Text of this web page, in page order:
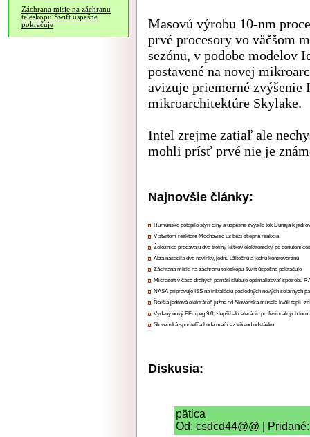
Záchrana misie na záchranu
teleskopu Swift úspešne
pokračuje
Masovú výrobu 10-nm
prvé procesory vo väčšom
sezónu, v podobe modelov
postavené na novej
avizuje priemerné zvýšenie
mikroarchitektúre Skylake.
Intel zrejme zatiaľ ale
mohli prísť prvé nie je
Najnovšie články:
Rumunsko potopilo štyri člny a úspešne zvýšilo tok Dunaja k
V štvrtom reaktore Mochoviec už beží štiepna reakcia
Železnice predávajú dve tretiny lístkov elektronicky, po donútení
Alza nasadila dve novinky, jednu užitočnú a jednu kontroverznú
Záchrana misie na záchranu teleskopu Swift úspešne pokračuje
Microsoft v čase drahých pamätí sľubuje optimalizovať spotrebu
NASA pripravuje ISS na inštaláciu posledných nových solárnych
Ďalšia jadrová elektráreň južne od Slovenska musela kvôli teplu
Vydaný nový FFmpeg 9.0, zlepšil akceleráciu profesionálnych
Slovenská sporiteľňa bude mať cez víkend odstávku
Diskusia:
pätica
Od: csdcd44@@ |